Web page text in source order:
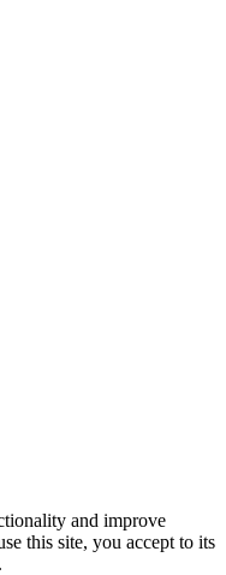
and improve
this site, you accept to its
.